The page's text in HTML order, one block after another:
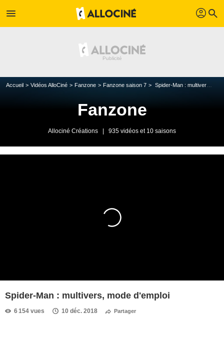
menu profil search
Accueil Vidéos AlloCiné Fanzone Fanzone saison 7 Spider-Man : multivers, mode d'emploi
Fanzone
Allociné Créations 935 vidéos et 10 saisons
Spider-Man : multivers, mode d'emploi
6 154 vues 10 déc. 2018 Partager